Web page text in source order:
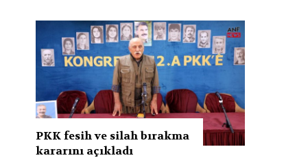
PKK fesih ve silah bırakma
kararını açıkladı